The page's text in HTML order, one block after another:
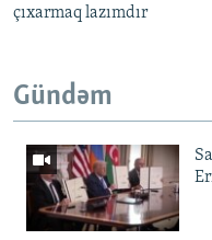
çıxarmaq lazımdır
Gündəm